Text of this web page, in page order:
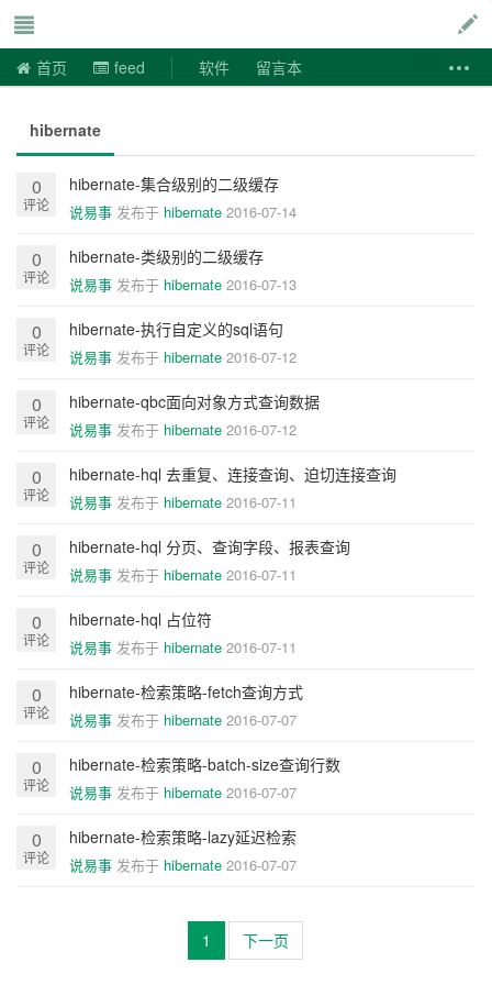
首页 feed 软件 留言本
hibernate
0
评论
hibernate-集合级别的二级缓存
说易事 发布于 hibernate 2016-07-14
0
评论
hibernate-类级别的二级缓存
说易事 发布于 hibernate 2016-07-13
0
评论
hibernate-执行自定义的sql语句
说易事 发布于 hibernate 2016-07-12
0
评论
hibernate-qbc面向对象方式查询数据
说易事 发布于 hibernate 2016-07-12
0
评论
hibernate-hql 去重复、连接查询、迫切连接查询
说易事 发布于 hibernate 2016-07-11
0
评论
hibernate-hql 分页、查询字段、报表查询
说易事 发布于 hibernate 2016-07-11
0
评论
hibernate-hql 占位符
说易事 发布于 hibernate 2016-07-11
0
评论
hibernate-检索策略-fetch查询方式
说易事 发布于 hibernate 2016-07-07
0
评论
hibernate-检索策略-batch-size查询行数
说易事 发布于 hibernate 2016-07-07
0
评论
hibernate-检索策略-lazy延迟检索
说易事 发布于 hibernate 2016-07-07
1 下一页